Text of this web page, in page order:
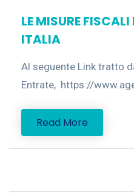
LE MISURE
ITALIA
Al seguente Link tratto
Entrate, https://
Read More